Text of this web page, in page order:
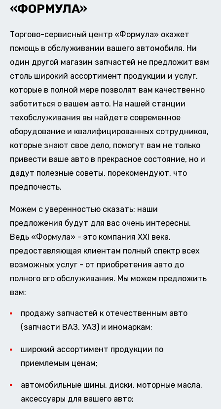
«ФОРМУЛА»
Торгово-сервисный центр «Формула» окажет
помощь в обслуживании вашего автомобиля. Ни
один другой магазин запчастей не предложит вам
столь широкий ассортимент продукции и услуг,
которые в полной мере позволят вам качественно
заботиться о вашем авто. На нашей станции
техобслуживания вы найдете современное
оборудование и квалифицированных сотрудников,
которые знают свое дело, помогут вам не только
привести ваше авто в прекрасное состояние, но и
дадут полезные советы, порекомендуют, что
предпочесть.
Можем с уверенностью сказать: наши
предложения будут для вас очень интересны.
Ведь «Формула» - это компания XXI века,
предоставляющая клиентам полный спектр всех
возможных услуг - от приобретения авто до
полного его обслуживания. Мы можем предложить
вам:
продажу запчастей к отечественным авто
(запчасти ВАЗ, УАЗ) и иномаркам;
широкий ассортимент продукции по
приемлемым ценам;
автомобильные шины, диски, моторные масла,
аксессуары для вашего авто;